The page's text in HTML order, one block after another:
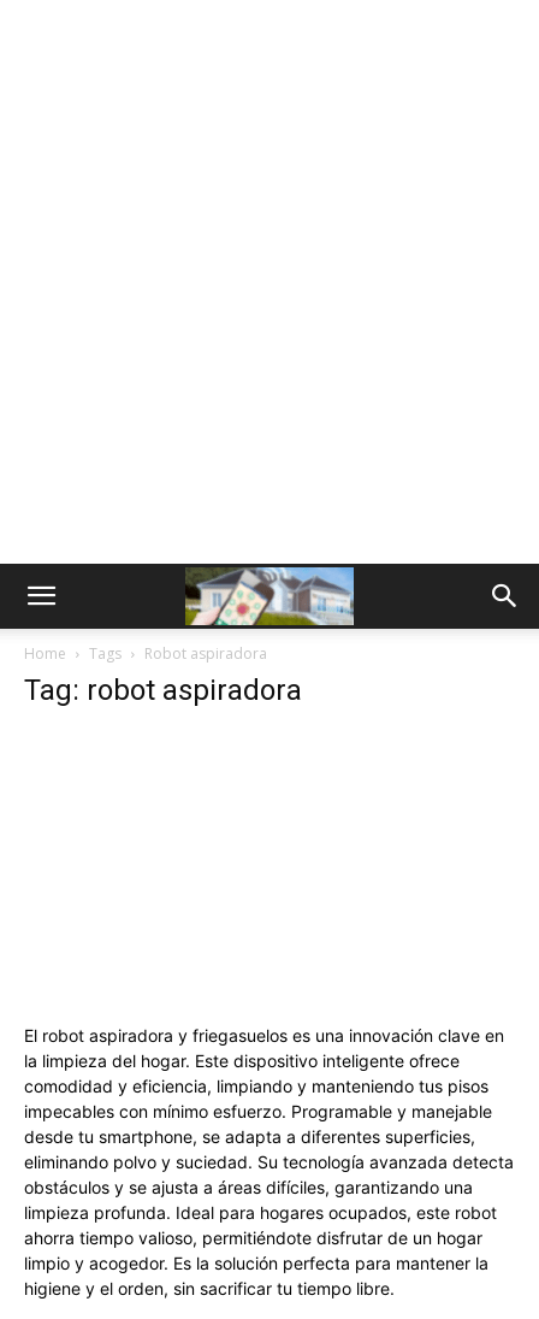
Home Tags Robot aspiradora
Tag: robot aspiradora
El robot aspiradora y friegasuelos es una innovación clave en
la limpieza del hogar. Este dispositivo inteligente ofrece
comodidad y eficiencia, limpiando y manteniendo tus pisos
impecables con mínimo esfuerzo. Programable y manejable
desde tu smartphone, se adapta a diferentes superficies,
eliminando polvo y suciedad. Su tecnología avanzada detecta
obstáculos y se ajusta a áreas difíciles, garantizando una
limpieza profunda. Ideal para hogares ocupados, este robot
ahorra tiempo valioso, permitiéndote disfrutar de un hogar
limpio y acogedor. Es la solución perfecta para mantener la
higiene y el orden, sin sacrificar tu tiempo libre.